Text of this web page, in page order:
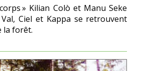
» Kilian Colò et Manu Seke
Ciel et Kappa se retrouvent
la forêt.